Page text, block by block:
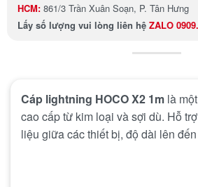
HCM: 861/3 Trần Xuân Soạn, P. Tân Hưng
Lấy số lượng vui lòng liên hệ ZALO
Cáp lightning HOCO X2 1m là
cao cấp từ kim loại và sợi dù. Hỗ
liệu giữa các thiết bị, độ dài lên